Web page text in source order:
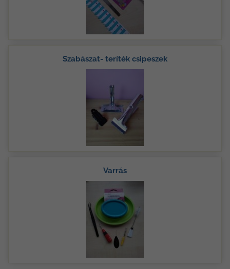
Szabászat- teríték csipeszek
Varrás